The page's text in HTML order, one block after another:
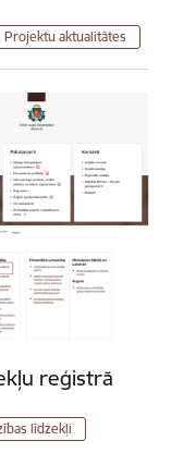
Projektu aktualitātes
reģistrā
līdzekļi